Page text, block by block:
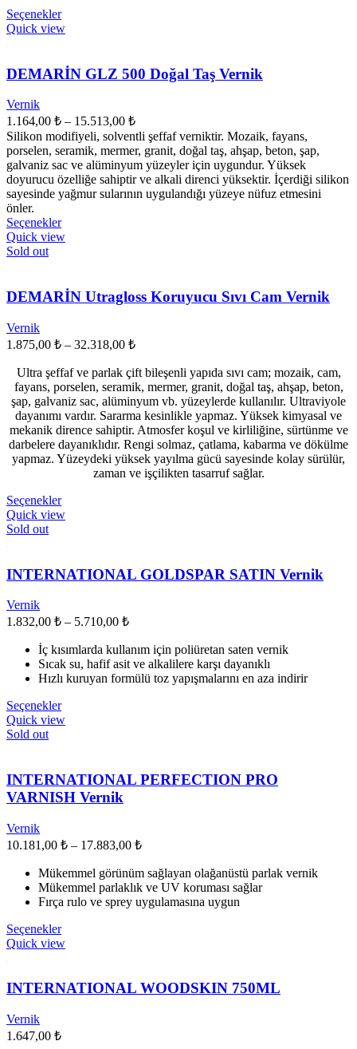
SeçeneklerBu
ürünün
varyasyonu
var.
ürün
sayfasından
seçilebilir
Quick view
DEMARİN GLZ 500 Doğal Taş Vernik
Vernik
1.164,00 ₺ – 15.513,00 ₺Fiyat
aralığı:
1.164,00 ₺
-
15.513,00 ₺
Silikon modifiyeli, solventli şeffaf verniktir. Mozaik, fayans,
porselen, seramik, mermer, granit, doğal taş, ahşap, beton, şap,
galvaniz sac ve alüminyum yüzeyler için uygundur. Yüksek
doyurucu özelliğe sahiptir ve alkali direnci yüksektir. İçerdiği silikon
sayesinde yağmur sularının uygulandığı yüzeye nüfuz etmesini
önler.
SeçeneklerBu
ürünün
var.
Seçenekler
seçilebilir
Quick view
Sold out
DEMARİN Utragloss Koruyucu Sıvı Cam Vernik
Vernik
1.875,00 ₺ – 32.318,00 ₺Fiyat
1.875,00 ₺
-
32.318,00 ₺
Ultra şeffaf ve parlak çift bileşenli yapıda sıvı cam; mozaik, cam,
fayans, porselen, seramik, mermer, granit, doğal taş, ahşap, beton,
şap, galvaniz sac, alüminyum vb. yüzeylerde kullanılır. Ultraviyole
dayanımı vardır. Sararma kesinlikle yapmaz. Yüksek kimyasal ve
mekanik dirence sahiptir. Atmosfer koşul ve kirliliğine, sürtünme ve
darbelere dayanıklıdır. Rengi solmaz, çatlama, kabarma ve dökülme
yapmaz. Yüzeydeki yüksek yayılma gücü sayesinde kolay sürülür,
zaman ve işçilikten tasarruf sağlar.
SeçeneklerBu
ürünün
var.
Seçenekler
sayfasından
seçilebilir
Quick view
Sold out
INTERNATIONAL GOLDSPAR SATIN Vernik
Vernik
1.832,00 ₺ – 5.710,00 ₺Fiyat
1.832,00 ₺
-
5.710,00 ₺
İç kısımlarda kullanım için poliüretan saten vernik
Sıcak su, hafif asit ve alkalilere karşı dayanıklı
Hızlı kuruyan formülü toz yapışmalarını en aza indirir
SeçeneklerBu
ürünün
var.
Seçenekler
ürün
Quick view
Sold out
INTERNATIONAL PERFECTION PRO
VARNISH Vernik
Vernik
10.181,00 ₺ – 17.883,00 ₺Fiyat
10.181,00 ₺
-
17.883,00 ₺
Mükemmel görünüm sağlayan olağanüstü parlak vernik
Mükemmel parlaklık ve UV koruması sağlar
Fırça rulo ve sprey uygulamasına uygun
SeçeneklerBu
ürünün
varyasyonu
Quick view
INTERNATIONAL WOODSKIN 750ML
Vernik
1.647,00 ₺